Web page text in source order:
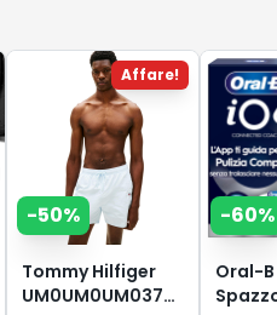
Affare!
-50%
Tommy Hilfiger
UM0UM0UM03748
-60%
Oral-